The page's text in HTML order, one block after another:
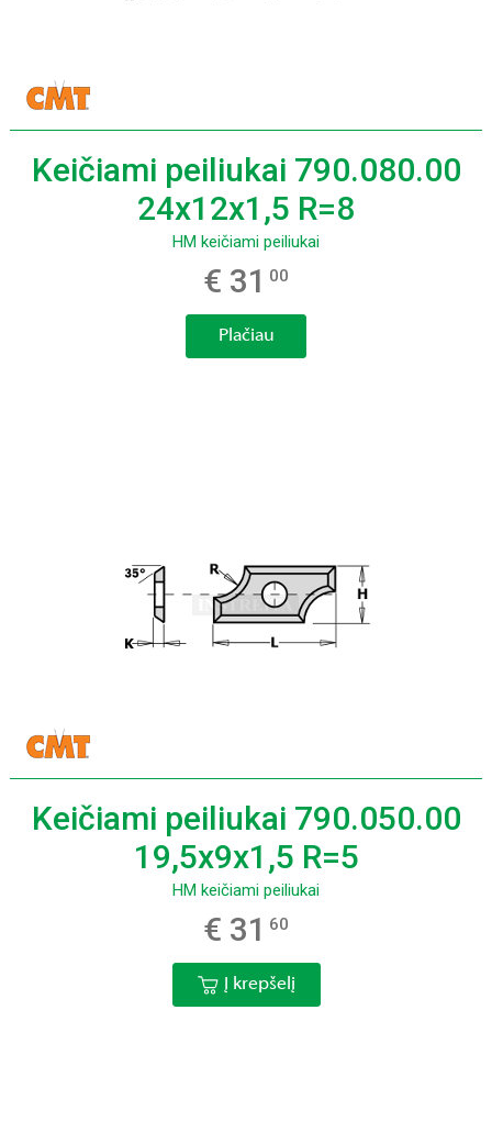
Keičiami peiliukai 790.080.00
24x12x1,5 R=8
HM keičiami peiliukai
€ 31 00
Plačiau
Keičiami peiliukai 790.050.00
19,5x9x1,5 R=5
HM keičiami peiliukai
€ 31 60
Į krepšelį